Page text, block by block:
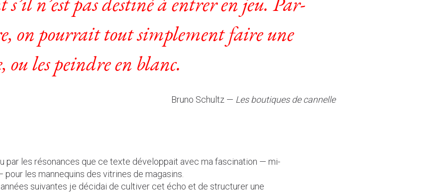
on pourrait tout simplement faire une
ou les peindre en blanc.
Bruno Schultz — Les boutiques de cannelle
par les résonances que ce texte développait avec ma fascination — mi-
les mannequins des vitrines de magasins.
suivantes je décidai de cultiver cet écho et de structurer une